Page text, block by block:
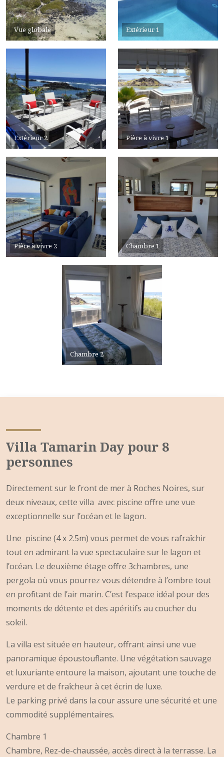
Vue globale Extérieur 1
Extérieur 2 Pièce à vivre 1
Pièce à vivre 2 Chambre 1
Chambre 2
Villa Tamarin Day pour 8
personnes
Directement sur le front de mer à Roches Noires, sur
deux niveaux, cette villa avec piscine offre une vue
exceptionnelle sur l’océan et le lagon.
Une piscine (4 x 2.5m) vous permet de vous rafraîchir
tout en admirant la vue spectaculaire sur le lagon et
l’océan. Le deuxième étage offre 3chambres, une
pergola où vous pourrez vous détendre à l’ombre tout
en profitant de l’air marin. C’est l’espace idéal pour des
moments de détente et des apéritifs au coucher du
soleil.
La villa est située en hauteur, offrant ainsi une vue
panoramique époustouflante. Une végétation sauvage
et luxuriante entoure la maison, ajoutant une touche de
verdure et de fraîcheur à cet écrin de luxe.
Le parking privé dans la cour assure une sécurité et une
commodité supplémentaires.
Chambre 1
Chambre, Rez-de-chaussée, accès direct à la terrasse. La